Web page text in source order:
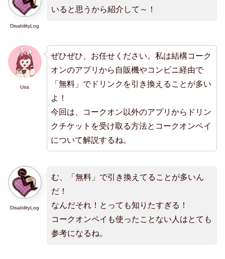
DisabilityLog
いると思うから紹介して～！
Usa
ぜひぜひ、お任せください。私は結構コーク
オンのアプリから自販機やコンビニ経由で
「無料」でドリンクを引き換えることが多い
よ！
今回は、コークオン以外のアプリからドリン
クチケットを受け取る方法とコークオンペイ
について解説するね。
DisabilityLog
む、「無料」で引き換えてることが多いん
だ！
なんだそれ！とっても知りたすぎる！
コークオンペイも使ったことない人はとても
参考になるね。